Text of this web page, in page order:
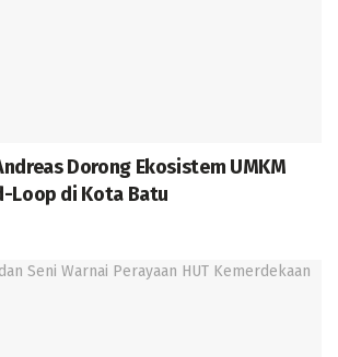
Dorong Ekosistem UMKM
Loop di Kota Batu